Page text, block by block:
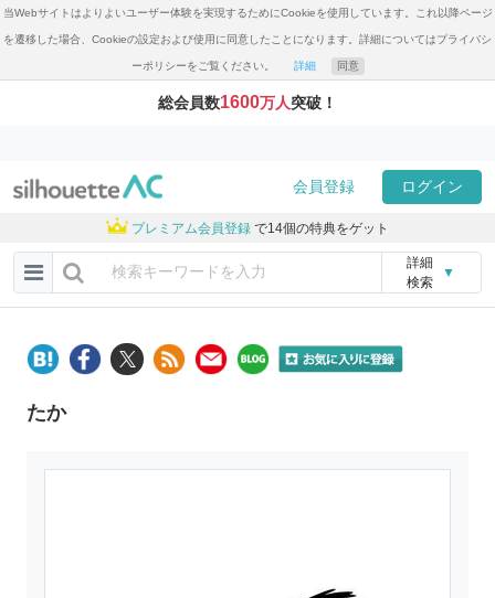
当Webサイトはよりよいユーザー体験を実現するためにCookieを使用しています。これ以降ページ
を遷移した場合、Cookieの設定および使用に同意したことになります。詳細についてはプライバシ
ーポリシーをご覧ください。 詳細 同意
総会員数1600万人突破！
会員登録 ログイン
プレミアム会員登録 で14個の特典をゲット
詳細
検索
▼
たか